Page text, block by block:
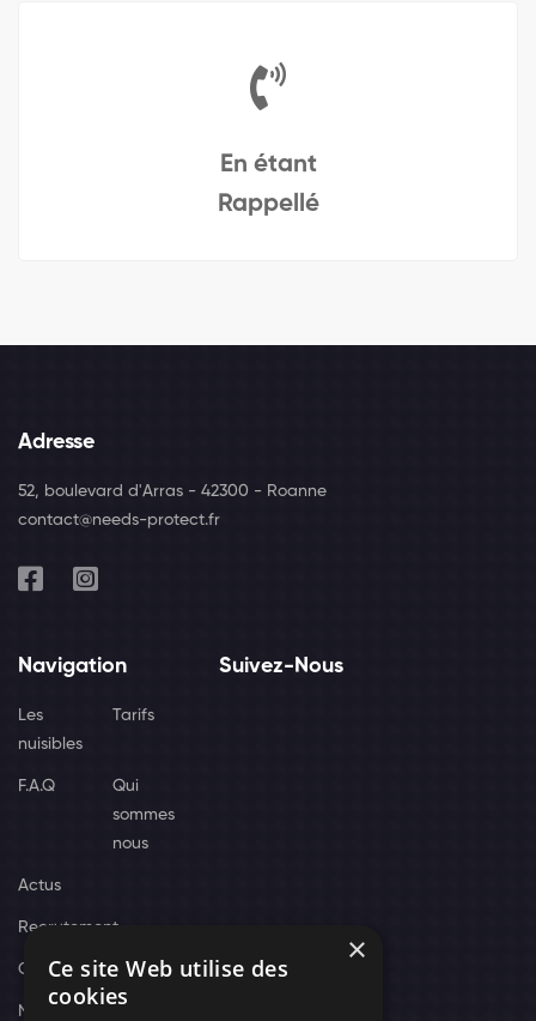
En étant
Rappellé
Adresse
52, boulevard d'Arras - 42300 - Roanne
contact@needs-protect.fr
Navigation
Les
nuisibles
Tarifs
F.A.Q
Qui
sommes
nous
Actus
Recrutement
Contact
Nos techniciens
Suivez-Nous
×
Ce site Web utilise des
cookies